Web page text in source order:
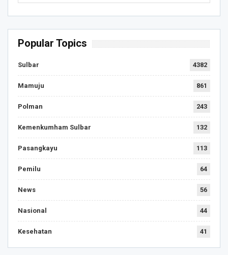
Popular Topics
Sulbar 4382
Mamuju 861
Polman 243
Kemenkumham Sulbar 132
Pasangkayu 113
Pemilu 64
News 56
Nasional 44
Kesehatan 41